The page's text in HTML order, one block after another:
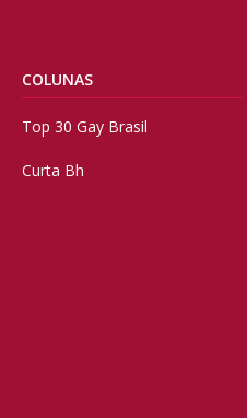
COLUNAS
Top 30 Gay Brasil
Curta Bh